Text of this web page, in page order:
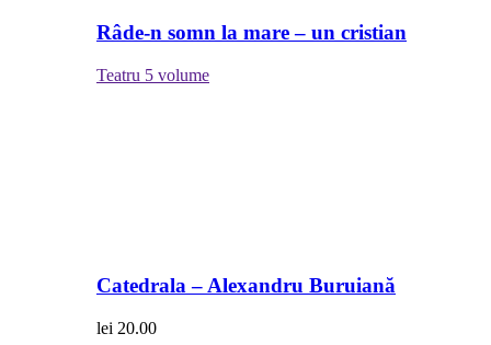
Râde-n somn la mare – un cristian
Teatru 5 volume
Catedrala – Alexandru Buruiană
lei 20.00